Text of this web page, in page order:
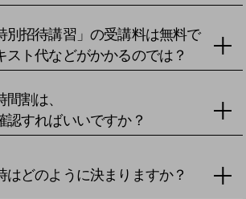
別招待講習」の受講料は無料で
スト代などがかかるのでは？
割は、
認すればいいですか？
はどのように決まりますか？